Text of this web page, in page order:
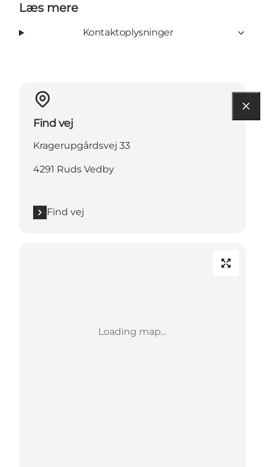
Læs mere
Kontaktoplysninger
Find vej
Kragerupgårdsvej 33
4291 Ruds Vedby
Find vej
Loading map...